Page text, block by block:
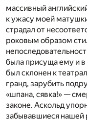
массивный
к ужасу моей
страдал от
роковым образом
была присуща ему и в
был склонен к
гранд, зарубить
«шпана, сявка!» —
законе. Аскольд
забывавшиеся нашей